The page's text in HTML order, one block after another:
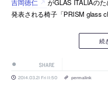
吉岡徳仁
がGLAS ITALIAの
発表される椅子「PRISM glass
続
SHARE
2014.03.21 Fri 11:50 permalink